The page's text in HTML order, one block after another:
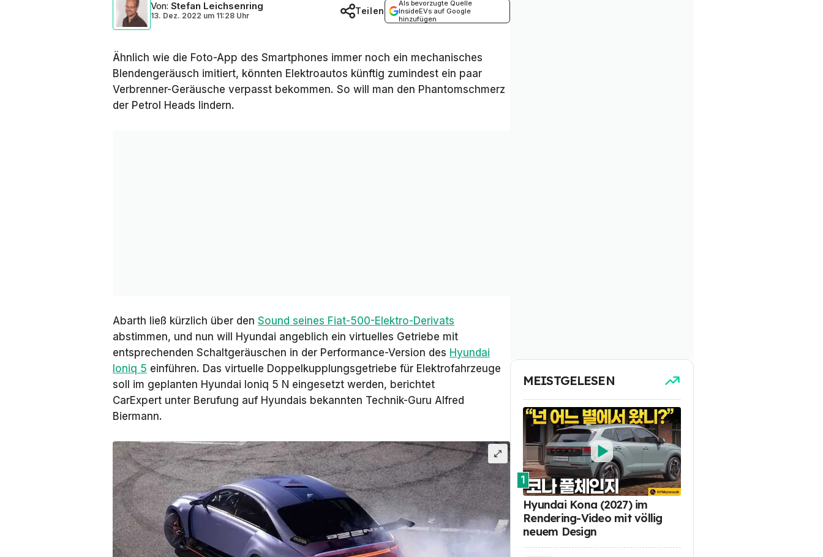
Von: Stefan Leichsenring
13. Dez. 2022 um 11:28 Uhr
Als bevorzugte Quelle
InsideEVs auf Google
hinzufügen
Teilen
Ähnlich wie die Foto-App des Smartphones immer noch ein mechanisches
Blendengeräusch imitiert, könnten Elektroautos künftig zumindest ein paar
Verbrenner-Geräusche verpasst bekommen. So will man den Phantomschmerz
der Petrol Heads lindern.
Abarth ließ kürzlich über den Sound seines Fiat-500-Elektro-Derivats
abstimmen, und nun will Hyundai angeblich ein virtuelles Getriebe mit
entsprechenden Schaltgeräuschen in der Performance-Version des Hyundai
Ioniq 5 einführen. Das virtuelle Doppelkupplungsgetriebe für Elektrofahrzeuge
soll im geplanten Hyundai Ioniq 5 N eingesetzt werden, berichtet
CarExpert unter Berufung auf Hyundais bekannten Technik-Guru Alfred
Biermann.
MEISTGELESEN
1
Hyundai Kona (2027) im
Rendering-Video mit völlig
neuem Design